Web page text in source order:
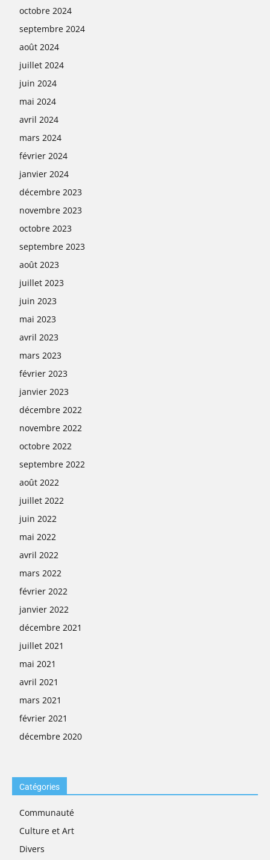
octobre 2024
septembre 2024
août 2024
juillet 2024
juin 2024
mai 2024
avril 2024
mars 2024
février 2024
janvier 2024
décembre 2023
novembre 2023
octobre 2023
septembre 2023
août 2023
juillet 2023
juin 2023
mai 2023
avril 2023
mars 2023
février 2023
janvier 2023
décembre 2022
novembre 2022
octobre 2022
septembre 2022
août 2022
juillet 2022
juin 2022
mai 2022
avril 2022
mars 2022
février 2022
janvier 2022
décembre 2021
juillet 2021
mai 2021
avril 2021
mars 2021
février 2021
décembre 2020
Catégories
Communauté
Culture et Art
Divers